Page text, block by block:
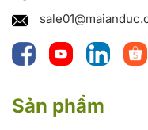
Sản phẩm